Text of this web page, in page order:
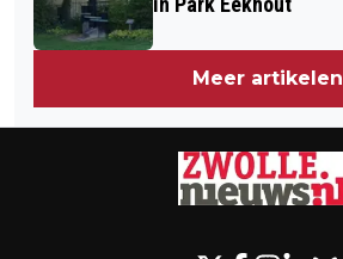
Meer artikelen